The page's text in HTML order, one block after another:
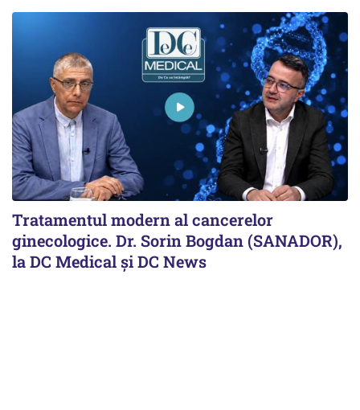
Tratamentul modern al cancerelor
ginecologice. Dr. Sorin Bogdan (SANADOR),
la DC Medical și DC News